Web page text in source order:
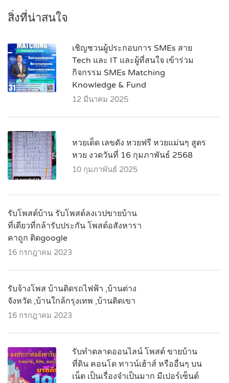
สิ่งที่น่าสนใจ
เชิญชวนผู้ประกอบการ SMEs สาย
Tech และ IT และผู้ที่สนใจ เข้าร่วม
กิจกรรม SMEs Matching
Knowledge & Fund
12 มีนาคม 2025
หวยเด็ด เลขดัง หวยฟรี หวยแม่นๆ สูตร
หวย งวดวันที่ 16 กุมภาพันธ์ 2568
10 กุมภาพันธ์ 2025
รับโพสต์บ้าน รับโพสต์ลงเวปขายบ้าน
ที่เดียวที่กล้ารับประกัน โพสต์อสังหารา
คาถูก ติดgoogle
16 กรกฎาคม 2023
รับจ้างโพส บ้านติดรถไฟฟ้า ,บ้านต่าง
จังหวัด ,บ้านใกล้กรุงเทพ ,บ้านติดเขา
16 กรกฎาคม 2023
รับทำตลาดออนไลน์ โพสต์ ขายบ้าน
ที่ดิน คอนโด ทาวน์เฮ้าส์ หรืออื่นๆ บน
เน็ต เป็นเรื่องจำเป็นมาก มีเปอร์เซ็นต์